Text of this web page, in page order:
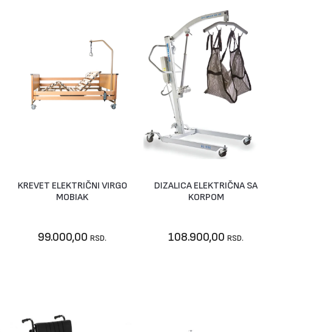
U korpu
KREVET ELEKTRIČNI VIRGO
MOBIAK
99.000,00RSD.
U korpu
DIZALICA ELEKTRIČNA SA
KORPOM
108.900,00RSD.